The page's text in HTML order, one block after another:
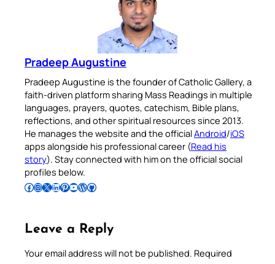
Pradeep Augustine
Pradeep Augustine is the founder of Catholic Gallery, a
faith-driven platform sharing Mass Readings in multiple
languages, prayers, quotes, catechism, Bible plans,
reflections, and other spiritual resources since 2013.
He manages the website and the officialAndroid/iOS
apps alongside his professional career (Read his
story). Stay connected with him on the official social
profiles below.
Follow Pradeep on Facebook Follow Pradeep on InstagramFollow Pradeep on X Follow Pradeep on LinkedIn Follow Pradeep on Pinterest Subscribe to Pradeep’s Youtube Channel Follow Pradeep on WordPress Follow Pradeep on GitHub
Leave a Reply
Your email address will not be published. Required